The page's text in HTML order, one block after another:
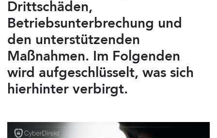
Drittschäden,
Betriebsunterbrechung und
den unterstützenden
Maßnahmen. Im Folgenden
wird aufgeschlüsselt, was sich
hierhinter verbirgt.